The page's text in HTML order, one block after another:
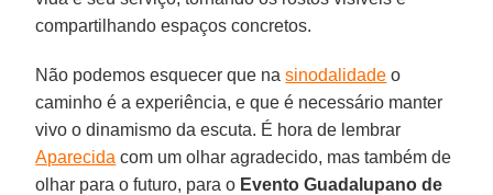
compartilhando espaços concretos.
Não podemos esquecer que nasinodalidade o
caminho é a experiência, e que é necessário manter
vivo o dinamismo da escuta. É hora de lembrar
Aparecida com um olhar agradecido, mas também de
olhar para o futuro, para o Evento Guadalupano de